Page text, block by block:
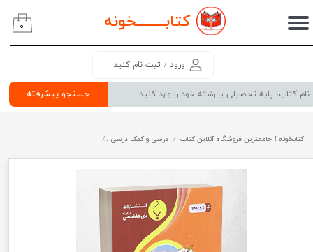
کتابــــــــخونه
جستجو پیشرفته
ورود / ثبت نام کنید
حساب کاربری من
سفارشات
۰
کتابخونه ! جامعترین فروشگاه آنلاین کتاب درسی و کمک درسی